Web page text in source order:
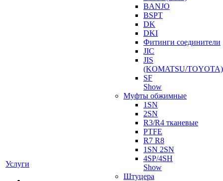
Услуги
BANJO
BSPT
DK
DKI
Фитинги соединители
JIC
JIS
(KOMATSU/TOYOTA)
SF
Show
Муфты обжимные
1SN
2SN
R3/R4 тканевые
PTFE
R7 R8
1SN 2SN
4SP/4SH
Show
Штуцера